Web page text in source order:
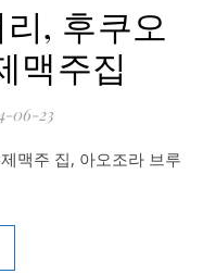
, 후쿠오
맥주집
06-23